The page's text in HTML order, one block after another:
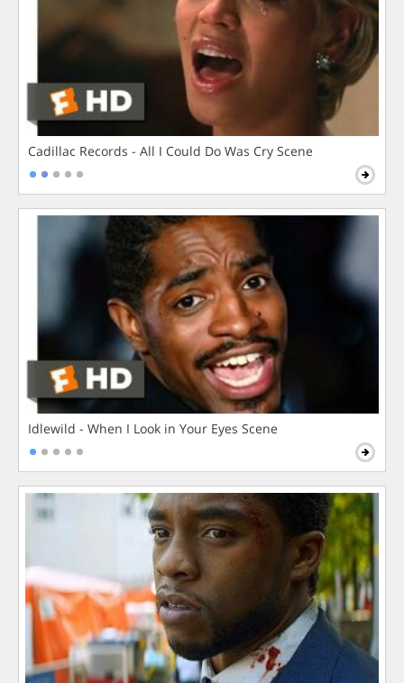
Cadillac Records - All I Could Do Was Cry Scene
Idlewild - When I Look in Your Eyes Scene